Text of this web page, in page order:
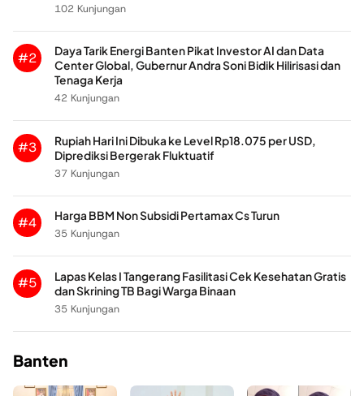
102 Kunjungan
#2
Daya Tarik Energi Banten Pikat Investor AI dan Data
Center Global, Gubernur Andra Soni Bidik Hilirisasi dan
Tenaga Kerja
42 Kunjungan
#3
Rupiah Hari Ini Dibuka ke Level Rp18.075 per USD,
Diprediksi Bergerak Fluktuatif
37 Kunjungan
#4
Harga BBM Non Subsidi Pertamax Cs Turun
35 Kunjungan
#5
Lapas Kelas I Tangerang Fasilitasi Cek Kesehatan Gratis
dan Skrining TB Bagi Warga Binaan
35 Kunjungan
Banten